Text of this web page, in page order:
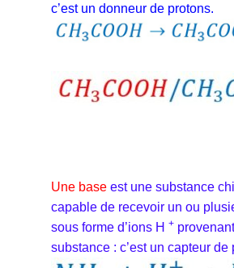
c’est un donneur de protons.
Une base est une substance
capable de recevoir un ou
sous forme d’ions H +provenant
substance : c’est un capteur de